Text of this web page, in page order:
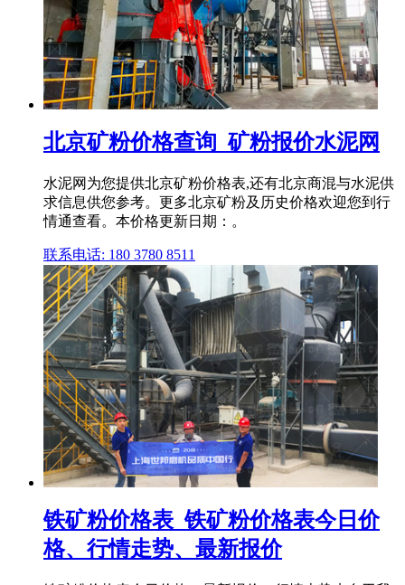
北京矿粉价格查询_矿粉报价水泥网
水泥网为您提供北京矿粉价格表,还有北京商混与水泥供
求信息供您参考。更多北京矿粉及历史价格欢迎您到行
情通查看。本价格更新日期：。
联系电话: 180 3780 8511
铁矿粉价格表_铁矿粉价格表今日价
格、行情走势、最新报价